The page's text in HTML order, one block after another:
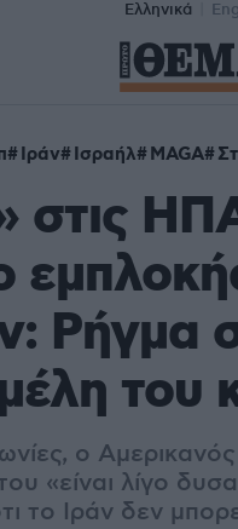
Ελληνικά
Ιράν Ισραήλ MAGA
στις
Ρήγμα
του
ο
«είναι λίγο
το Ιράν δεν